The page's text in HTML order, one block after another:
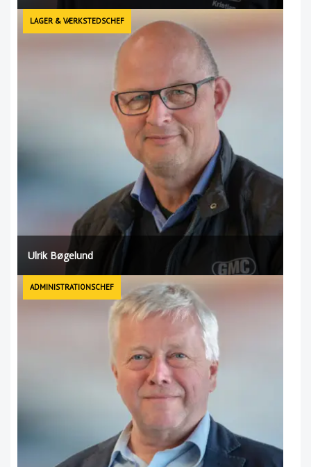
LAGER & VÆRKSTEDSCHEF
Ulrik Bøgelund
ADMINISTRATIONSCHEF